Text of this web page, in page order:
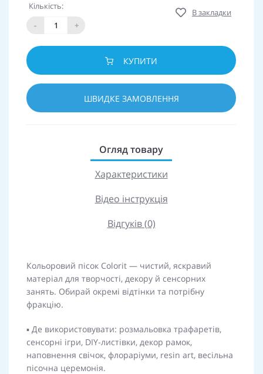
Кількість:
-
+
В закладки
КУПИТИ
ШВИДКЕ ЗАМОВЛЕННЯ
Огляд товару
Характеристики
Відео інструкція
Відгуків (0)
Кольоровий пісок Colorit — чистий, яскравий
матеріал для творчості, декору й сенсорних
занять. Обирай окремі відтінки та потрібну
фракцію.
▪️ Де використовувати: розмальовка трафаретів,
сенсорні ігри, DIY-листівки, декор рамок,
наповнення свічок, флораріуми, resin art, весільна
пісочна церемонія.